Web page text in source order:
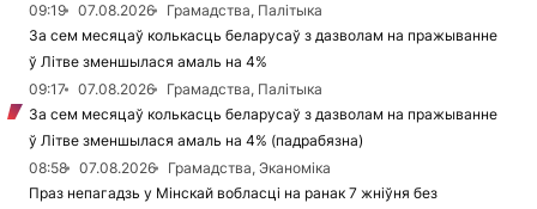
09:19
07.08.2026
Грамадства, Палітыка
За сем месяцаў колькасць беларусаў з дазволам на пражыванне
ў Літве зменшылася амаль на 4%
09:17
07.08.2026
Грамадства, Палітыка
За сем месяцаў колькасць беларусаў з дазволам на пражыванне
ў Літве зменшылася амаль на 4% (падрабязна)
08:58
07.08.2026
Грамадства, Эканоміка
Праз непагадзь у Мінскай вобласці на ранак 7 жніўня без